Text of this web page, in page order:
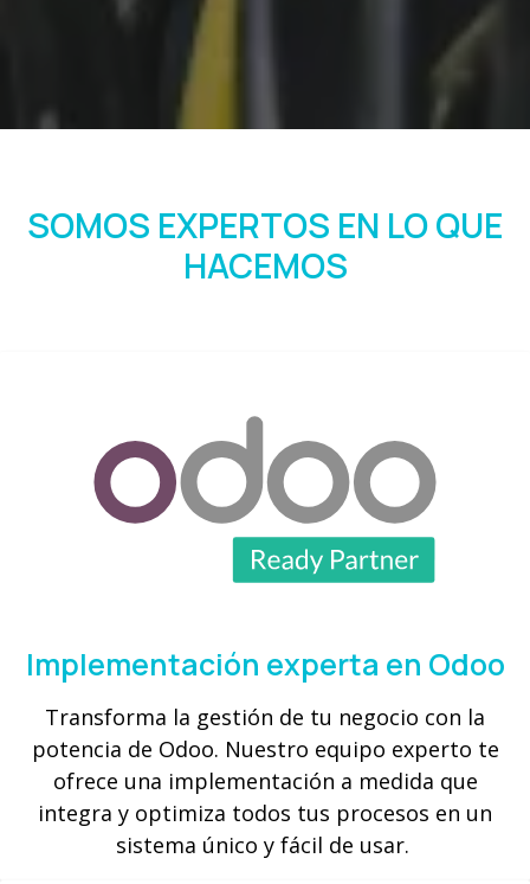
SOMOS EXPERTOS EN LO QUE
HACEMOS
Implementación experta en Odoo
Transforma la gestión de tu negocio con la
potencia de Odoo. Nuestro equipo experto te
ofrece una implementación a medida que
integra y optimiza todos tus procesos en un
sistema único y fácil de usar.